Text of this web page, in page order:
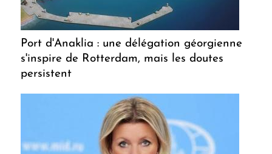
Port d'Anaklia : une délégation géorgienne
s'inspire de Rotterdam, mais les doutes
persistent